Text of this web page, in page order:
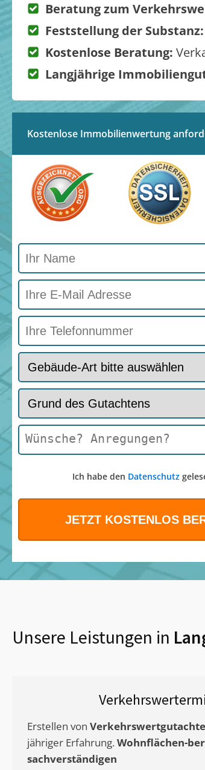
Beratung zum
Feststellung der Substanz:
Kostenlose Beratung:
Langjährige
Kostenlose Immobilienwertung
Ich habe den Datenschutz
Unsere Leistungen in
Erstellen von
jähriger Erfahrung. Wohnflächen-
sachverständigen